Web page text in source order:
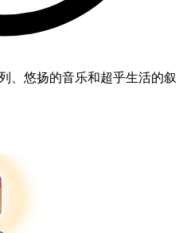
、悠扬的音乐和超乎生活的叙